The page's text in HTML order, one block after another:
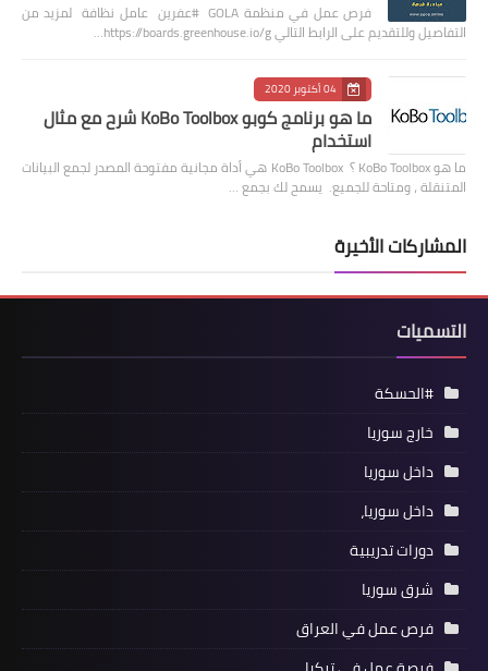
فرص عمل في منظمة GOLA #عفرين عامل نظافة لمزيد من
التفاصيل وللتقديم على الرابط التالي https://boards.greenhouse.io/g…
04 أكتوبر 2020
ما هو برنامج كوبو KoBo Toolbox شرح مع مثال
استخدام
ما هو KoBo Toolbox ؟ KoBo Toolbox هي أداة مجانية مفتوحة المصدر لجمع البيانات
المتنقلة ، ومتاحة للجميع. يسمح لك بجمع …
المشاركات الأخيرة
التسميات
#الحسكة
خارج سوريا
داخل سوريا
داخل سوريا،
دورات تدريبية
شرق سوريا
فرص عمل في العراق